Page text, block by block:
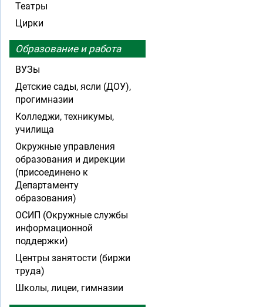
Театры
Цирки
Образование и работа
ВУЗы
Детские сады, ясли (ДОУ),
прогимназии
Колледжи, техникумы,
училища
Окружные управления
образования и дирекции
(присоединено к
Департаменту
образования)
ОСИП (Окружные службы
информационной
поддержки)
Центры занятости (биржи
труда)
Школы, лицеи, гимназии